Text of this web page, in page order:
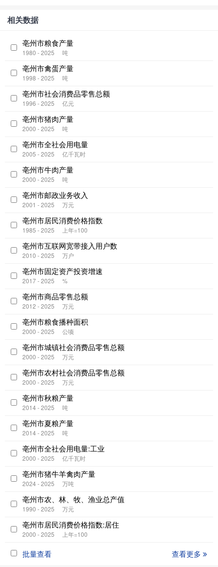
相关数据
亳州市粮食产量
1980 - 2025 吨
亳州市禽蛋产量
1998 - 2025 吨
亳州市社会消费品零售总额
1996 - 2025 亿元
亳州市猪肉产量
2000 - 2025 吨
亳州市全社会用电量
2005 - 2025 亿千瓦时
亳州市牛肉产量
2000 - 2025 吨
亳州市邮政业务收入
2001 - 2025 万元
亳州市居民消费价格指数
1985 - 2025 上年=100
亳州市互联网宽带接入用户数
2010 - 2025 万户
亳州市固定资产投资增速
2017 - 2025 %
亳州市商品零售总额
2012 - 2025 万元
亳州市粮食播种面积
2000 - 2025 公顷
亳州市城镇社会消费品零售总额
2000 - 2025 万元
亳州市农村社会消费品零售总额
2000 - 2025 万元
亳州市秋粮产量
2014 - 2025 吨
亳州市夏粮产量
2014 - 2025 吨
亳州市全社会用电量:工业
2000 - 2025 亿千瓦时
亳州市猪牛羊禽肉产量
2024 - 2025 万吨
亳州市农、林、牧、渔业总产值
1990 - 2025 万元
亳州市居民消费价格指数:居住
2000 - 2025 上年=100
批量查看 查看更多